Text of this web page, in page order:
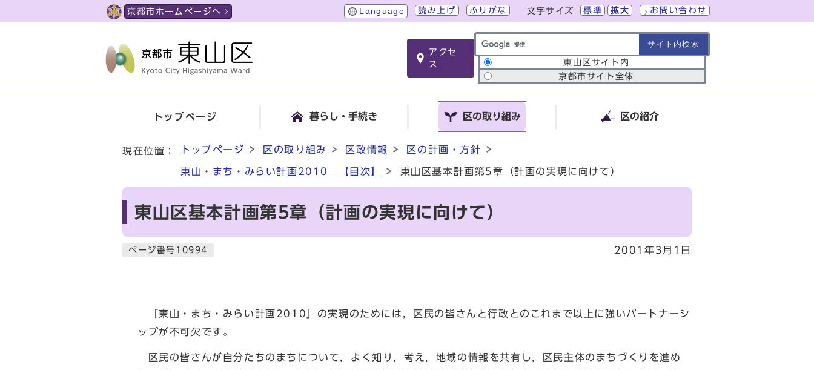
京都市ホームページへ Language 読み上げ ふりがな 文字サイズ 標準 拡大 お問い合わせ
アクセ
ス
サイト内検索の範囲 東山区サイト内
京都市サイト全体
トップページ 暮らし・手続き 区の取り組み 区の紹介
現在位置： トップページ 区の取り組み 区政情報 区の計画・方針
東山・まち・みらい計画2010 【目次】 東山区基本計画第5章（計画の実現に向けて）
東山区基本計画第5章（計画の実現に向けて）
ページ番号10994 2001年3月1日
「東山・まち・みらい計画2010」の実現のためには，区民の皆さんと行政とのこれまで以上に強いパートナーシ
ップが不可欠です。
区民の皆さんが自分たちのまちについて，よく知り，考え，地域の情報を共有し，区民主体のまちづくりを進め